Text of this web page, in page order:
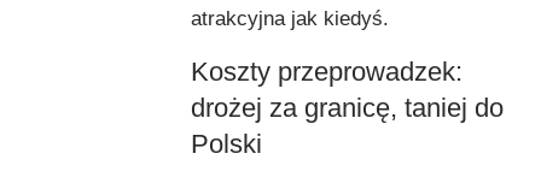
atrakcyjna jak kiedyś.
Koszty przeprowadzek:
drożej za granicę, taniej do
Polski